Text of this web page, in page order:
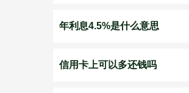
年利息4.5%是什么意思
信用卡上可以多还钱吗